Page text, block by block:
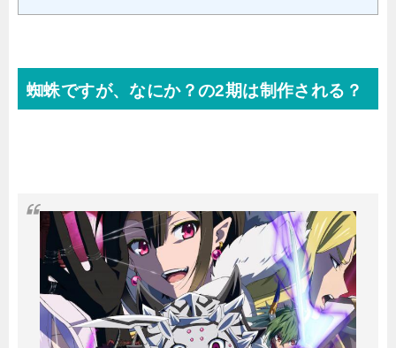
蜘蛛ですが、なにか？の2期は制作される？